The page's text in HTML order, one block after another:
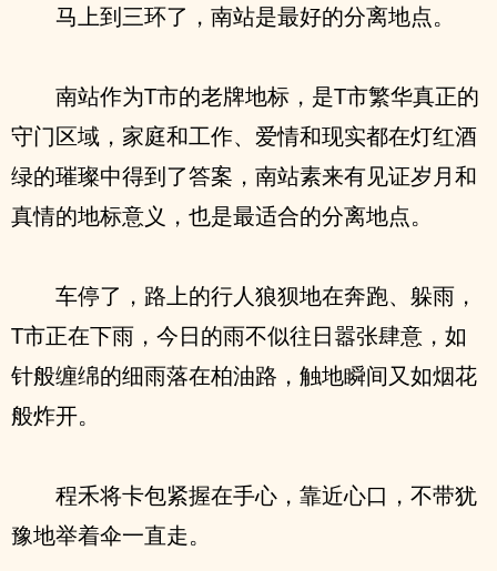
马上到三环了，南站是最好的分离地点。
南站作为T市的老牌地标，是T市繁华真正的
守门区域，家庭和工作、爱情和现实都在灯红酒
绿的璀璨中得到了答案，南站素来有见证岁月和
真情的地标意义，也是最适合的分离地点。
车停了，路上的行人狼狈地在奔跑、躲雨，
T市正在下雨，今日的雨不似往日嚣张肆意，如
针般缠绵的细雨落在柏油路，触地瞬间又如烟花
般炸开。
程禾将卡包紧握在手心，靠近心口，不带犹
豫地举着伞一直走。